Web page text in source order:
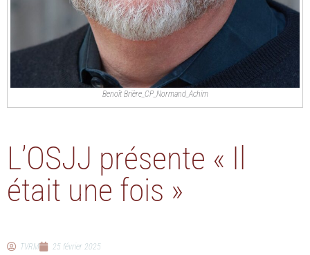
Benoît Brière_CP_Normand_Achim
L’OSJJ présente « Il
était une fois »
TVRM 25 février 2025